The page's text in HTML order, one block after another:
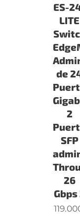
ES-
LITE
de
2
SFP
26
Gbps